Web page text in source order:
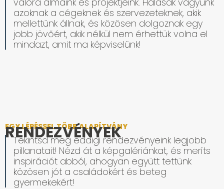
azoknak a cégeknek és szervezeteknek, akik
mellettünk állnak, és közösen dolgoznak egy
jobb jövőért, akik nélkül nem érhettük volna el
mindazt, amit ma képviselünk!
EGY LÉPÉSSEL TÖBB ALAPÍTVÁNY
RENDEZVÉNYEK
Tekintsd meg eddigi rendezvényeink legjobb
pillanatait! Nézd át a képgalériánkat, és meríts
inspirációt abból, ahogyan együtt tettünk
közösen jót a családokért és beteg
gyermekekért!